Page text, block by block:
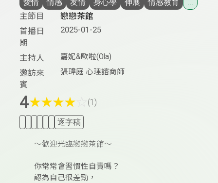
愛情 情感 友情 身心學 伸展 情感教育 ...
主節目
戀戀茶館
首播日
期
2025-01-25
主持人 嘉妮&歐啦(Ola)
邀訪來
賓
張瑋庭 心理諮商師
4★★★★ (1)
逐字稿
～歡迎光臨戀戀茶館～
你常常會習慣性自責嗎？
認為自己很差勁，